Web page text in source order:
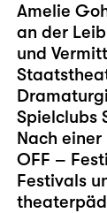
Amelie
an der
und
Spielclubs
Nach
OFF –
Festivals